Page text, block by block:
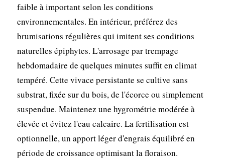
faible à important selon les conditions
environnementales. En intérieur, préférez des
brumisations régulières qui imitent ses conditions
naturelles épiphytes. L'arrosage par trempage
hebdomadaire de quelques minutes suffit en climat
tempéré. Cette vivace persistante se cultive sans
substrat, fixée sur du bois, de l'écorce ou simplement
suspendue. Maintenez une hygrométrie modérée à
élevée et évitez l'eau calcaire. La fertilisation est
optionnelle, un apport léger d'engrais équilibré en
période de croissance optimisant la floraison.